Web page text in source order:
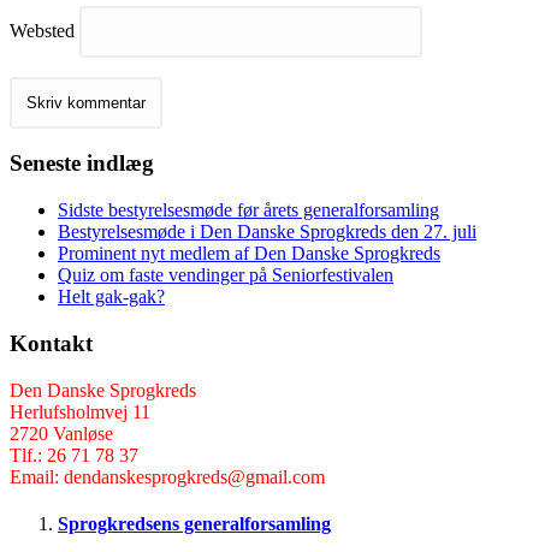
Websted
Seneste indlæg
Sidste bestyrelsesmøde før årets generalforsamling
Bestyrelsesmøde i Den Danske Sprogkreds den 27. juli
Prominent nyt medlem af Den Danske Sprogkreds
Quiz om faste vendinger på Seniorfestivalen
Helt gak-gak?
Kontakt
Den Danske Sprogkreds
Herlufsholmvej 11
2720 Vanløse
Tlf.: 26 71 78 37
Email: dendanskesprogkreds@gmail.com
Sprogkredsens generalforsamling